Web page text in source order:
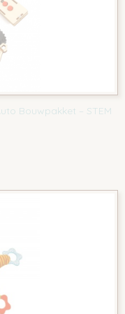
Bouwpakket – STEM